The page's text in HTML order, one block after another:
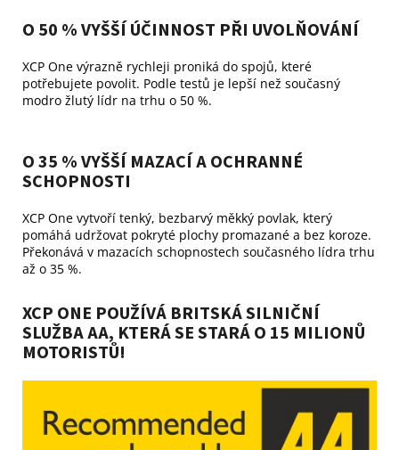
O 50 % VYŠŠÍ ÚČINNOST PŘI UVOLŇOVÁNÍ
XCP One výrazně rychleji proniká do spojů, které
potřebujete povolit. Podle testů je lepší než současný
modro žlutý lídr na trhu o 50 %.
O 35 % VYŠŠÍ MAZACÍ A OCHRANNÉ
SCHOPNOSTI
XCP One vytvoří tenký, bezbarvý měkký povlak, který
pomáhá udržovat pokryté plochy promazané a bez koroze.
Překonává v mazacích schopnostech současného lídra trhu
až o 35 %.
XCP ONE POUŽÍVÁ BRITSKÁ SILNIČNÍ
SLUŽBA AA, KTERÁ SE STARÁ O 15 MILIONŮ
MOTORISTŮ!